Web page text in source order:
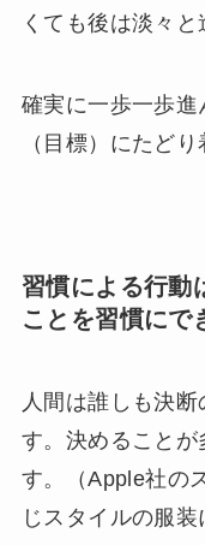
くても後は淡々と
確実に一歩一歩
（目標）にたどり
習慣による行
ことを習慣にで
人間は誰しも決
す。決めることが
す。（Apple社の
じスタイルの服装